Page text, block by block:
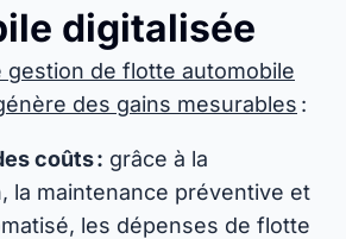
digitalisée
gestion de flotte automobile
des gains mesurables :
coûts : grâce à la
la maintenance préventive et
les dépenses de flotte